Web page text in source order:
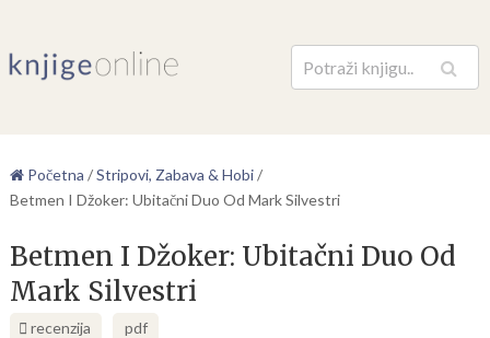
Pretraga
Početna /Stripovi, Zabava & Hobi/
Betmen I Džoker: Ubitačni Duo Od Mark Silvestri
Betmen I Džoker: Ubitačni Duo Od
Mark Silvestri
recenzija
pdf